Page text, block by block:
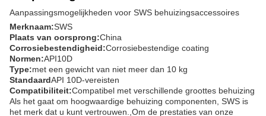
Aanpassingsmogelijkheden voor SWS behuizingsaccessoires
Merknaam:SWS
Plaats van oorsprong:China
Corrosiebestendigheid:Corrosiebestendige coating
Normen:API10D
Type:met een gewicht van niet meer dan 10 kg
StandaardAPI 10D-vereisten
Compatibiliteit:Compatibel met verschillende groottes behuizing
Als het gaat om hoogwaardige behuizing componenten, SWS is
het merk dat u kunt vertrouwen.,Om de prestaties van onze